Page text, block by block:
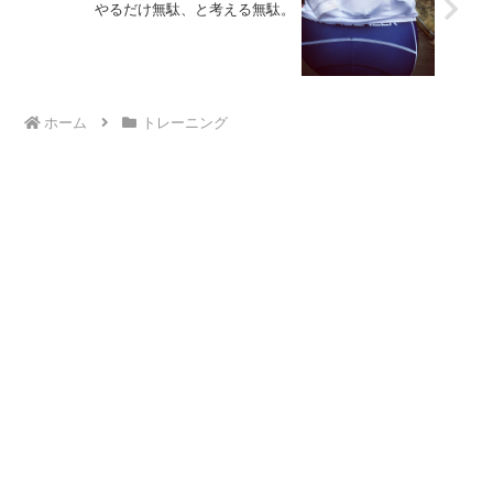
やるだけ無駄、と考える無駄。
ホーム トレーニング